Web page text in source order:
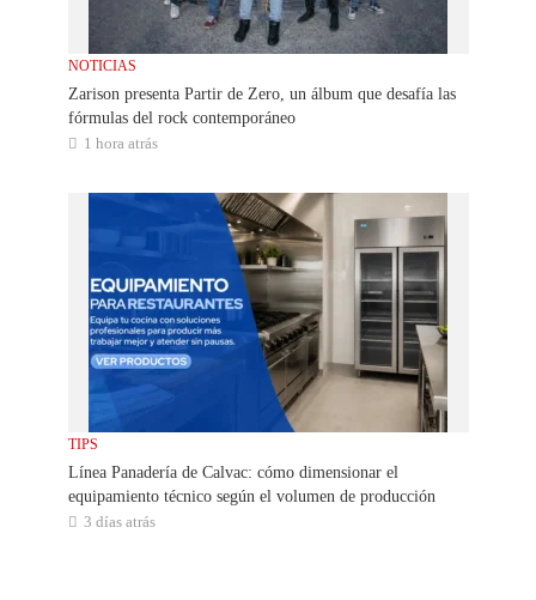
NOTICIAS
Zarison presenta Partir de Zero, un álbum que desafía las
fórmulas del rock contemporáneo
1 hora atrás
TIPS
Línea Panadería de Calvac: cómo dimensionar el
equipamiento técnico según el volumen de producción
3 días atrás